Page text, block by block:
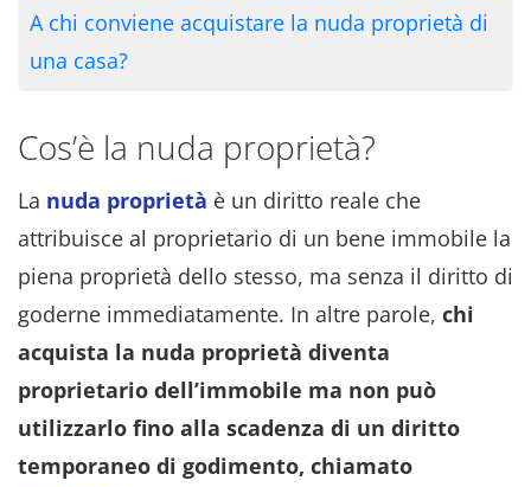
A chi conviene acquistare la nuda proprietà di
una casa?
Cos’è la nuda proprietà?
La nuda proprietà è un diritto reale che
attribuisce al proprietario di un bene immobile la
piena proprietà dello stesso, ma senza il diritto di
goderne immediatamente. In altre parole, chi
acquista la nuda proprietà diventa
proprietario dell’immobile ma non può
utilizzarlo fino alla scadenza di un diritto
temporaneo di godimento, chiamato